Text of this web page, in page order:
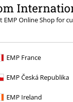
EMP Online Shop for
EMP France
EMP Česká Republika
EMP Ireland